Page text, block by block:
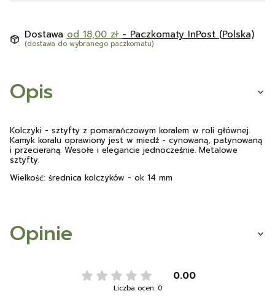
Dostawa od 18,00 zł - Paczkomaty InPost (Polska)
(dostawa do wybranego paczkomatu)
Opis
Kolczyki - sztyfty z pomarańczowym koralem w roli głównej.
Kamyk koralu oprawiony jest w miedź - cynowaną, patynowaną
i przecieraną. Wesołe i elegancie jednocześnie. Metalowe
sztyfty.
Wielkość: średnica kolczyków - ok 14 mm
Opinie
0.00
Liczba ocen: 0